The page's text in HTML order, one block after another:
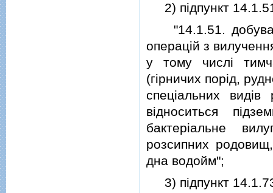
2) пiдпункт 14.1.51
"14.1.51.
операцiй з
у тому числi
(гiрничих порiд,
спецiальних видiв
вiдноситься
бактерiальне
розсипних
дна водойм";
3) пiдпункт 14.1.73